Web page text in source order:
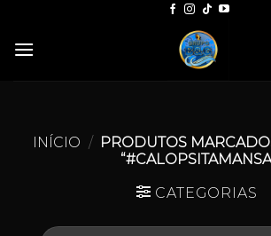
content
INÍCIO / PRODUTOS
CATEGORIAS